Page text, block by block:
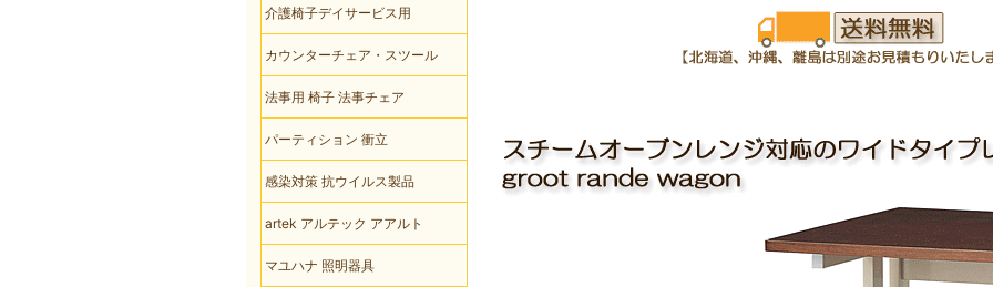
介護椅子デイサービス用
カウンターチェア・スツール
法事用 椅子 法事チェア
パーティション 衝立
感染対策 抗ウイルス製品
artek アルテック アアルト
マユハナ 照明器具